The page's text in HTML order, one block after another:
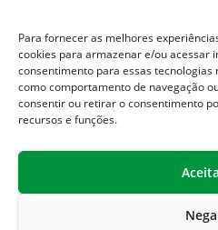
Para fornecer as melhores
cookies para armazenar e/ou acessar
consentimento para essas
como comportamento de navegação
consentir ou retirar o consentimento
recursos e funções.
Facebook
Jornal Italia é uma Marca